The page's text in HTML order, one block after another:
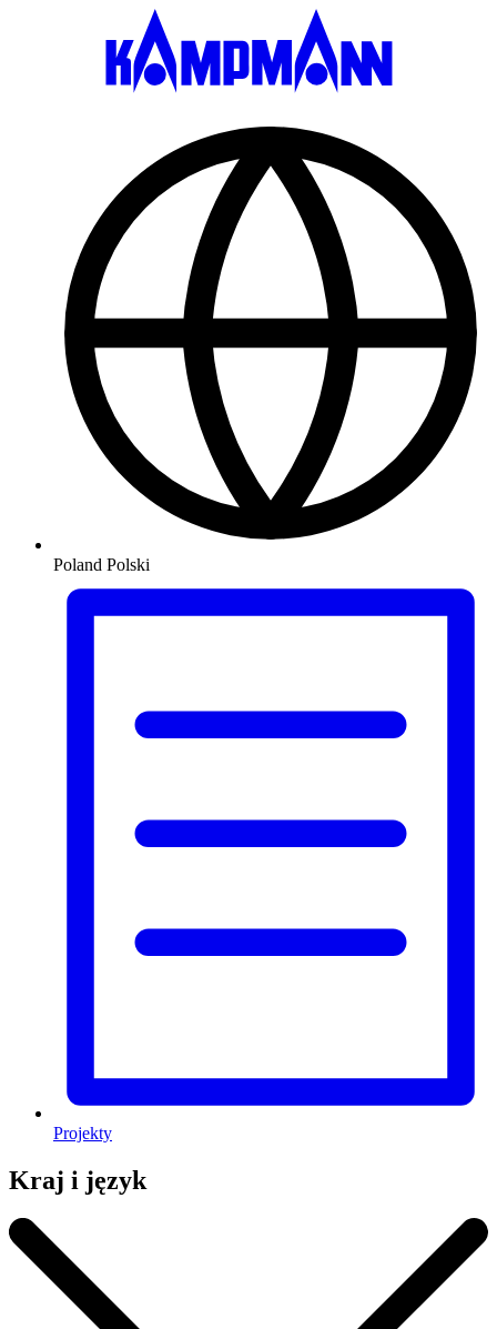
Poland Polski
Projekty
Kraj i język